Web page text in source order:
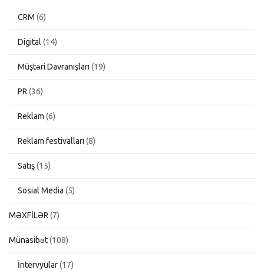
CRM (6)
Digital (14)
Müştəri Davranışları (19)
PR (36)
Reklam (6)
Reklam festivalları (8)
Satış(15)
Sosial Media (5)
MƏXFİLƏR (7)
Münasibət(108)
İntervyular(17)